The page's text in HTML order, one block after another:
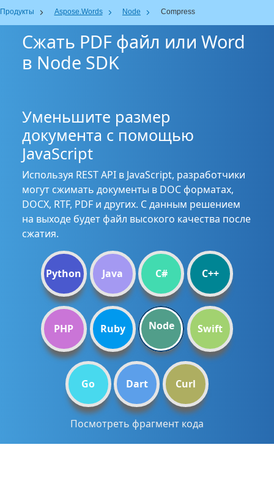
Продукты Aspose.Words Node Compress
Сжать PDF файл или Word
в Node SDK
Уменьшите размер
документа с помощью
JavaScript
Используя REST API в JavaScript, разработчики
могут сжимать документы в DOC форматах,
DOCX, RTF, PDF и других. С данным решением
на выходе будет файл высокого качества после
сжатия.
Python Java C# C++
PHP Ruby Node Swift
Go Dart Curl
Посмотреть фрагмент кода